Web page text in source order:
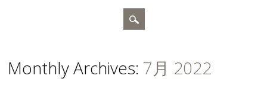
Main menu
Monthly Archives: 7月 2022